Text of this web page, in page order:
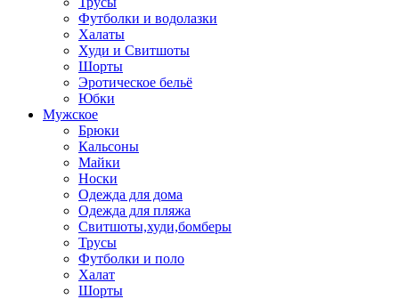
Футболки и водолазки
Халаты
Худи и Свитшоты
Шорты
Эротическое бельё
Юбки
Мужское
Брюки
Кальсоны
Майки
Носки
Одежда для дома
Одежда для пляжа
Свитшоты,худи,бомберы
Трусы
Футболки и поло
Халат
Шорты